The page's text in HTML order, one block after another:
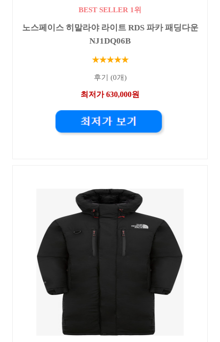
BEST SELLER 1위
노스페이스 히말라야 라이트 RDS 파카 패딩다운
NJ1DQ06B
★★★★★
후기 (0개)
최저가 630,000원